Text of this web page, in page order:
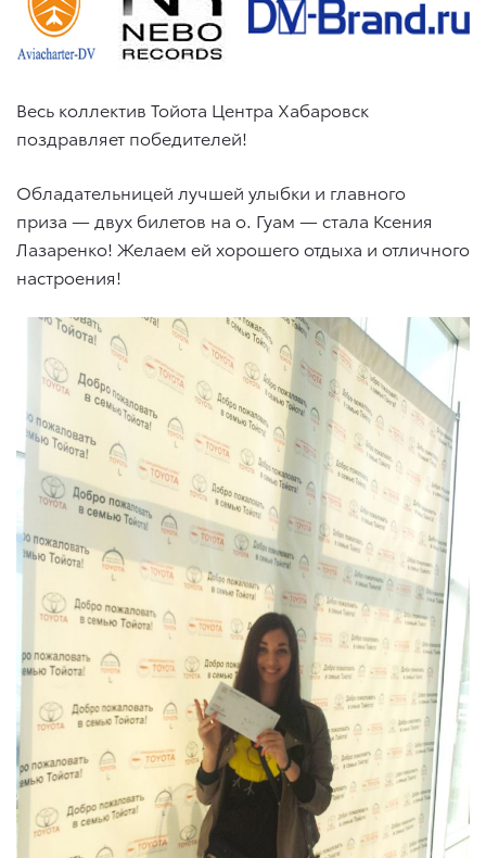
Весь коллектив Тойота Центра Хабаровск
поздравляет победителей!
Обладательницей лучшей улыбки и главного
приза — двух билетов на о. Гуам — стала Ксения
Лазаренко! Желаем ей хорошего отдыха и отличного
настроения!